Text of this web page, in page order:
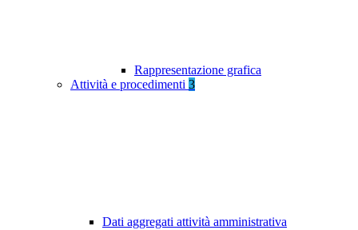
Rappresentazione grafica
Attività e procedimenti 3
Dati aggregati attività amministrativa